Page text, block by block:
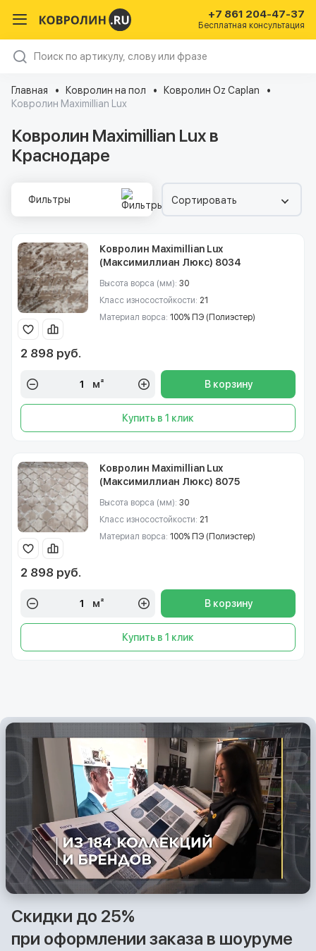
+7 861 204-47-37
Бесплатная консультация
Главная Ковролин на пол
Ковролин Oz Caplan
Ковролин Maximillian Lux
Ковролин Maximillian Lux в
Краснодаре
Фильтры Сортировать
Ковролин Maximillian Lux
(Максимиллиан Люкс) 8034
Высота ворса (мм): 30
Класс износостойкости: 21
Материал ворса: 100% ПЭ (Полиэстер)
2 898 руб.
м² В корзину
Купить в 1 клик
Ковролин Maximillian Lux
(Максимиллиан Люкс) 8075
Высота ворса (мм): 30
Класс износостойкости: 21
Материал ворса: 100% ПЭ (Полиэстер)
2 898 руб.
м² В корзину
Купить в 1 клик
Скидки до 25%
при оформлении заказа в шоуруме